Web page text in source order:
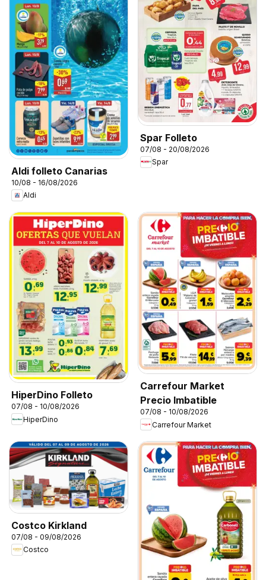
Aldi folleto Canarias
10/08 - 16/08/2026
Aldi
Spar Folleto
07/08 - 20/08/2026
Spar
HiperDino Folleto
07/08 - 10/08/2026
HiperDino
Carrefour Market
Precio Imbatible
07/08 - 10/08/2026
Carrefour Market
Costco Kirkland
07/08 - 09/08/2026
Costco